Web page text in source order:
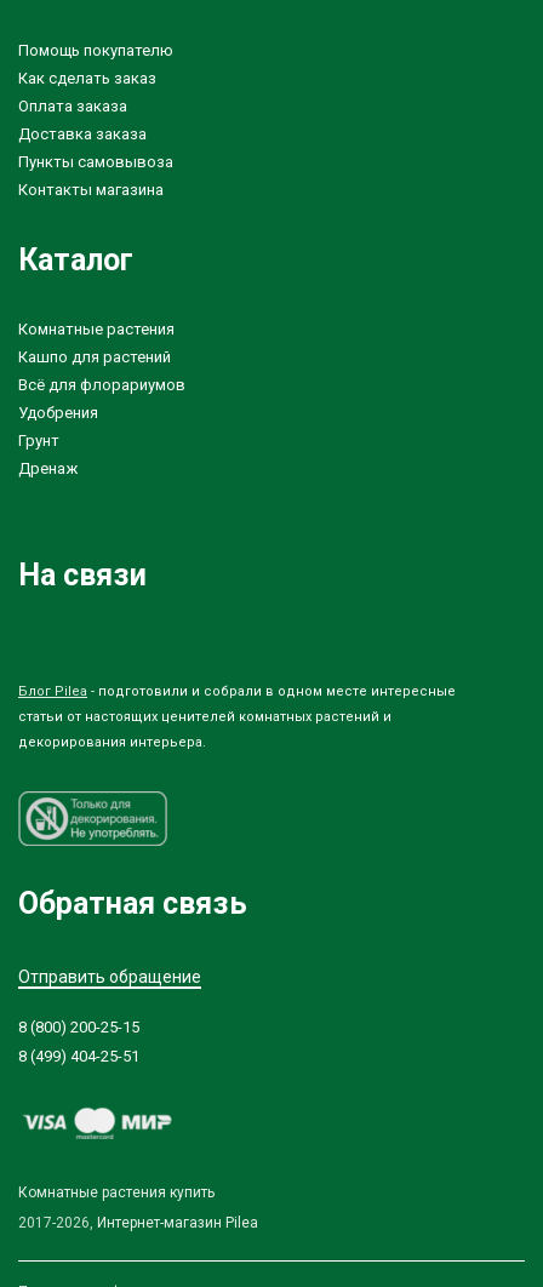
Помощь покупателю
Как сделать заказ
Оплата заказа
Доставка заказа
Пункты самовывоза
Контакты магазина
Каталог
Комнатные растения
Кашпо для растений
Всё для флорариумов
Удобрения
Грунт
Дренаж
На связи
Блог Pilea - подготовили и собрали в одном месте интересные
статьи от настоящих ценителей комнатных растений и
декорирования интерьера.
Обратная связь
Отправить обращение
8 (800) 200-25-15
8 (499) 404-25-51
Комнатные растения купить
2017-2026, Интернет-магазин Pilea